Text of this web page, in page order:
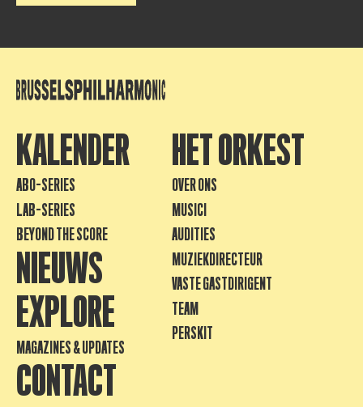
KALENDER
ABO-SERIES
LAB-SERIES
BEYOND THE SCORE
NIEUWS
EXPLORE
MAGAZINES & UPDATES
CONTACT
HET ORKEST
OVER ONS
MUSICI
AUDITIES
MUZIEKDIRECTEUR
VASTE GASTDIRIGENT
TEAM
PERSKIT